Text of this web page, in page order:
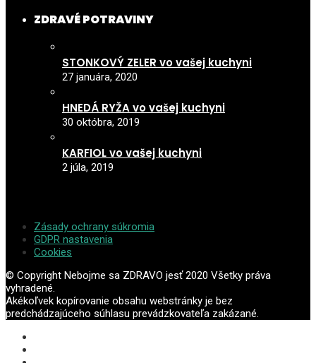
ZDRAVÉ POTRAVINY
STONKOVÝ ZELER vo vašej kuchyni
27 januára, 2020
HNEDÁ RYŽA vo vašej kuchyni
30 októbra, 2019
KARFIOL vo vašej kuchyni
2 júla, 2019
Zásady ochrany súkromia
GDPR nastavenia
Cookies
© Copyright Nebojme sa ZDRAVO jesť 2020 Všetky práva
vyhradené.
Akékoľvek kopírovanie obsahu webstránky je bez
predchádzajúceho súhlasu prevádzkovateľa zakázané.